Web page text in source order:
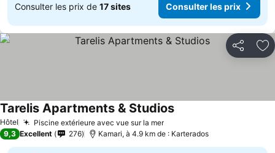
Consulter les prix de 17 sites Consulter les prix
Partager
Hôtel Piscine extérieure avec vue sur la mer
Tarelis Apartments & Studios
9,3 Excellent 276 Kamari, à 4.9 km de : Karterados